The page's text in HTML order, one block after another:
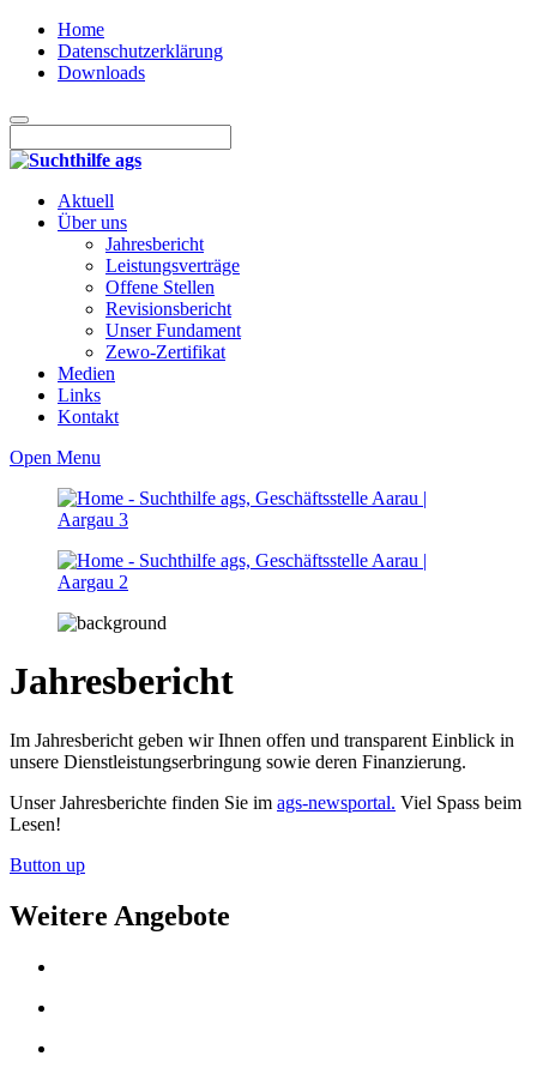
Home
Datenschutzerklärung
Downloads
Aktuell
Über uns
Jahresbericht
Leistungsverträge
Offene Stellen
Revisionsbericht
Unser Fundament
Zewo-Zertifikat
Medien
Links
Kontakt
Open Menu
Jahresbericht
Im Jahresbericht geben wir Ihnen offen und transparent Einblick in
unsere Dienstleistungserbringung sowie deren Finanzierung.
Unser Jahresberichte finden Sie im ags-newsportal. Viel Spass beim
Lesen!
Button up
Weitere Angebote